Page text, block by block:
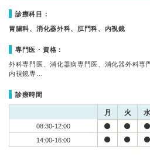
診療科目：
胃腸科、消化器外科、肛門科、内視鏡
専門医・資格：
外科専門医、消化器病専門医、消化器外科専
内視鏡専…
診療時間
月 火 水
08:30-12:00
14:00-16:00